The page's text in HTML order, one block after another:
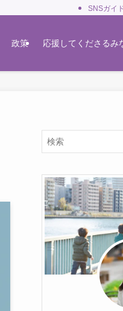
SNSガイ
政策 応援してくださるみ